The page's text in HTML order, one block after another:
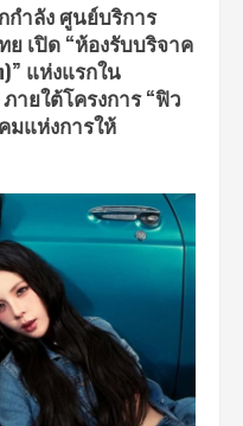
กำลัง ศูนย์บริการ
เปิด “ห้องรับบริจาค
แห่งแรกใน
ยใต้โครงการ “ฟิว
มแห่งการให้